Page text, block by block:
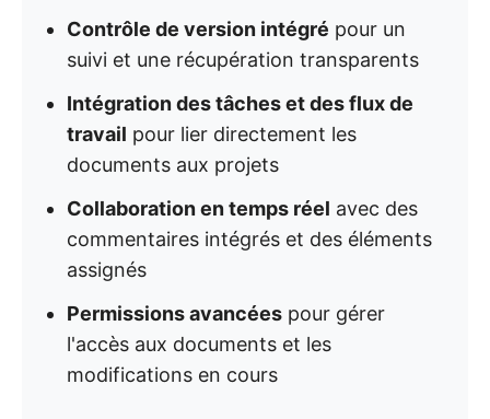
Contrôle de version intégré pour un
suivi et une récupération transparents
Intégration des tâches et des flux de
travail pour lier directement les
documents aux projets
Collaboration en temps réel avec des
commentaires intégrés et des éléments
assignés
Permissions avancées pour gérer
l'accès aux documents et les
modifications en cours